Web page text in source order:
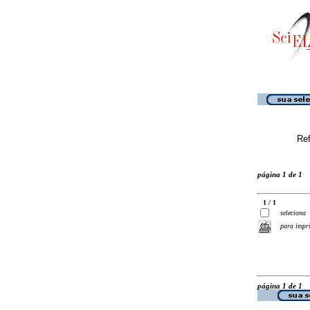
página 1 de 1
1 / 1
seleciona
para
página 1 de 1